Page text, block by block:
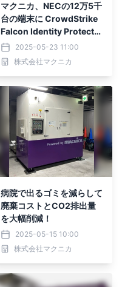
マクニカ、NECの12万5千
台の端末に CrowdStrike
Falcon Identity Protectio
nを導入2025-05-23 11:00
株式会社マクニカ
病院で出るゴミを減らして
廃棄コストとCO2排出量
を大幅削減！
2025-05-15 10:00
株式会社マクニカ